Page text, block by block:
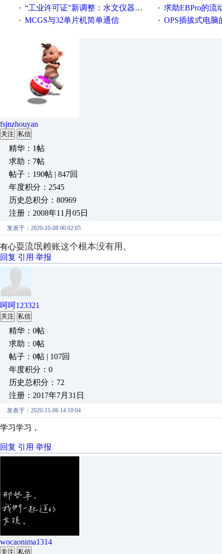
· “工业许可证”新调整：水文仪器等19类产品取消事前生产许可 · 求助EBPro的流
· MCGS与32单片机简单通信 · OPS插拔式电脑
fsjnzhouyan
关注 私信
精华：1帖
求助：7帖
帖子：190帖 | 847回
年度积分：2545
历史总积分：80969
注册：2008年11月05日
发表于：2020-10-08 00:02:05
有心耍流氓赖账这个根本没有用。
回复 引用 举报
呵呵123321
关注 私信
精华：0帖
求助：0帖
帖子：0帖 | 107回
年度积分：0
历史总积分：72
注册：2017年7月31日
发表于：2020-11-06 14:10:04
学习学习，
回复 引用 举报
wocaonima1314
关注 私信